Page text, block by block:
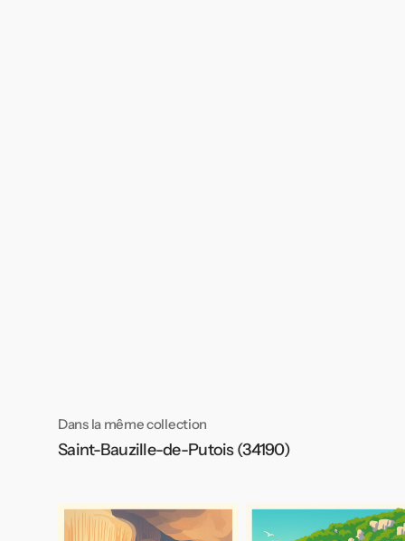
Dans la même collection
Saint-Bauzille-de-Putois (34190)
Affiche
Saint-
Affiche
Saint-